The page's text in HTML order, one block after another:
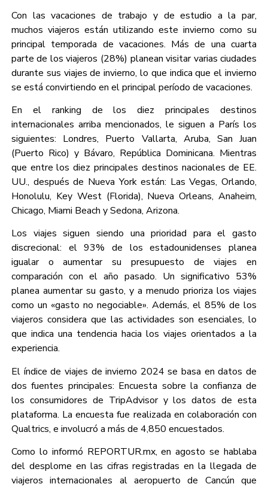
Con las vacaciones de trabajo y de estudio a la par,
muchos viajeros están utilizando este invierno como su
principal temporada de vacaciones. Más de una cuarta
parte de los viajeros (28%) planean visitar varias ciudades
durante sus viajes de invierno, lo que indica que el invierno
se está convirtiendo en el principal período de vacaciones.
En el ranking de los diez principales destinos
internacionales arriba mencionados, le siguen a París los
siguientes: Londres, Puerto Vallarta, Aruba, San Juan
(Puerto Rico) y Bávaro, República Dominicana. Mientras
que entre los diez principales destinos nacionales de EE.
UU., después de Nueva York están: Las Vegas, Orlando,
Honolulu, Key West (Florida), Nueva Orleans, Anaheim,
Chicago, Miami Beach y Sedona, Arizona.
Los viajes siguen siendo una prioridad para el gasto
discrecional: el 93% de los estadounidenses planea
igualar o aumentar su presupuesto de viajes en
comparación con el año pasado. Un significativo 53%
planea aumentar su gasto, y a menudo prioriza los viajes
como un «gasto no negociable». Además, el 85% de los
viajeros considera que las actividades son esenciales, lo
que indica una tendencia hacia los viajes orientados a la
experiencia.
El índice de viajes de invierno 2024 se basa en datos de
dos fuentes principales: Encuesta sobre la confianza de
los consumidores de TripAdvisor y los datos de esta
plataforma. La encuesta fue realizada en colaboración con
Qualtrics, e involucró a más de 4,850 encuestados.
Como lo informó REPORTUR.mx, en agosto se hablaba
del desplome en las cifras registradas en la llegada de
viajeros internacionales al aeropuerto de Cancún que